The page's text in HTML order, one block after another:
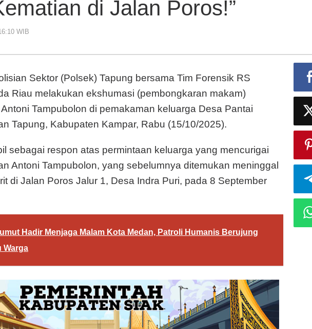
Antoni
Tampubolon,
Kematian
Jalan
Poros!"
di Jalan Poros!”
WIB
Sektor (Polsek) Tapung bersama Tim Forensik RS
Riau melakukan ekshumasi (pembongkaran makam)
Tampubolon di pemakaman keluarga Desa Pantai
Tapung, Kabupaten Kampar, Rabu (15/10/2025).
sebagai respon atas permintaan keluarga yang mencurigai
Antoni Tampubolon, yang sebelumnya ditemukan meninggal
di Jalan Poros Jalur 1, Desa Indra Puri, pada 8 September
Hadir Menjaga Malam Kota Medan, Patroli Humanis Berujung
Warga